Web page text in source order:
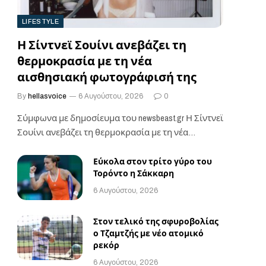
LIFESTYLE
Η Σίντνεϊ Σουίνι ανεβάζει τη
θερμοκρασία με τη νέα
αισθησιακή φωτογράφισή της
By hellasvoice 6 Αυγούστου, 2026 0
Σύμφωνα με δημοσίευμα του newsbeast.gr ​Η Σίντνεϊ
Σουίνι ανεβάζει τη θερμοκρασία με τη νέα
Εύκολα στον τρίτο γύρο του
Τορόντο η Σάκκαρη
6 Αυγούστου, 2026
Στον τελικό της σφυροβολίας
ο Τζαμτζής με νέο ατομικό
ρεκόρ
6 Αυγούστου, 2026